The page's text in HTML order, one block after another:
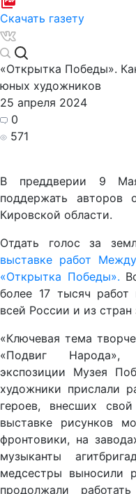
Скачать газету
«Открытка Победы».
юных художников
25 апреля 2024
0
571
В преддверии 9
поддержать
Кировской области.
Отдать голос за
выставке работ
«Открытка Победы».
более 17 тысяч
всей России и из стран
«Ключевая тема
«Подвиг Народа»,
экспозиции Музея
художники прислали
героев, внесших
выставке рисунков
фронтовики, на
музыканты
медсестры выносили
продолжали